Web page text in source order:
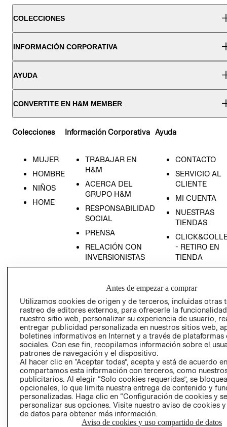
COLECCIONES
INFORMACIÓN CORPORATIVA
AYUDA
CONVERTITE EN H&M MEMBER
Colecciones
MUJER
HOMBRE
NIÑOS
HOME
Información Corporativa
TRABAJAR EN
H&M
ACERCA DEL
GRUPO H&M
RESPONSABILIDAD
SOCIAL
PRENSA
RELACIÓN CON
INVERSIONISTAS
Ayuda
CONTACTO
SERVICIO AL
CLIENTE
MI CUENTA
NUESTRAS
TIENDAS
- RETIRO EN
TIENDA
PRIVACIDAD
GIFT CARD
AVISO DE
COOKIES
Uruguay ($U)
Antes de empezar a comprar
Utilizamos cookies de origen y de terceros, incluidas otras
rastreo de editores externos, para ofrecerle la
nuestro sitio web, personalizar su experiencia de usuario,
entregar publicidad personalizada en nuestros sitios web,
boletines informativos en Internet y a través de plataformas
sociales. Con ese fin, recopilamos información sobre el
patrones de navegación y el dispositivo.
Al hacer clic en “Aceptar todas”, acepta y está de acuerdo
compartamos esta información con terceros, como
publicitarios. Al elegir “Solo cookies requeridas”, se
opcionales, lo que limita nuestra entrega de contenido y
personalizadas. Haga clic en “Configuración de cookies y
personalizar sus opciones. Visite nuestro aviso de cookies
de datos para obtener más información.
Aviso de cookies y uso compartido de datos